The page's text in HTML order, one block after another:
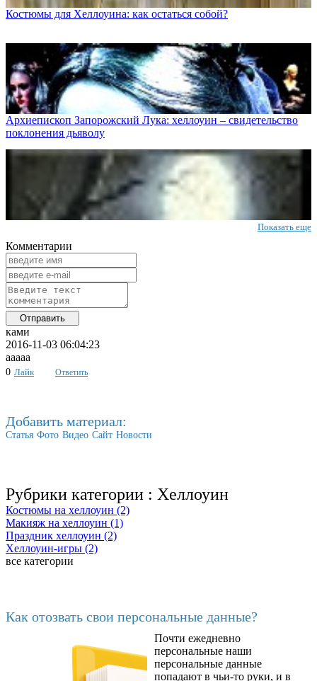
Костюмы для Хеллоуина: как остаться собой?
Архиепископ Запорожский Лука: хеллоуин – свидетельство
поклонения дьяволу
Показать еще
Комментарии
ками
2016-11-03 06:04:23
ааааа
0 Лайк Ответить
Добавить материал:
Статья Фото Видео Сайт Новости
Рубрики категории : Хеллоуин
Костюмы на хеллоуин (2)
Макияж на хеллоуин (1)
Праздник хеллоуин (2)
Хеллоуин-игры (2)
все категории
Как отозвать свои персональные данные?
Почти ежедневно
персональные наши
персональные данные
попадают в чьи-то руки, и в